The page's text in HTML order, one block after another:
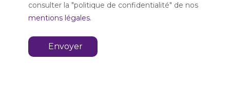
consulter la "politique de confidentialité" de nos
mentions légales.